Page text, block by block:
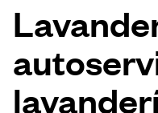
Precios y
Quiénes